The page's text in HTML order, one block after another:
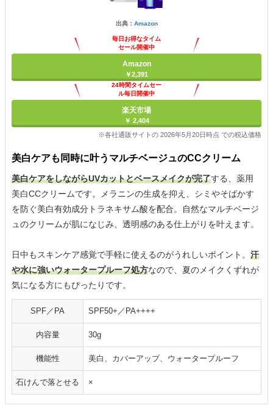
出典： Amazon
毎日お得なタイム
セール開催中
Amazon
￥2,391
24時間タイムセー
ル毎日開催中
楽天市場
￥ 2,404
※各社通販サイトの 2026年5月20日時点 での税込価格
美白ケアも同時に叶うマルチベージュのCCクリーム
美白ケアをしながらUVカットとベースメイクが完了する、薬用
美白CCクリームです。メラニンの生成を抑え、シミやそばかす
を防ぐ美白有効成分トラネキサム酸を配合。自然なマルチベージ
ュのクリームが肌になじみ、透明感のある仕上がりを叶えます。
日中もスキンケア感覚で手軽に使えるのがうれしいポイント。 汗
や水に強いウォータープルーフ処方なので、夏のメイクくずれが
気になる方にもぴったりです。
SPF／PA SPF50+／PA++++
内容量 30g
機能性 美白、カバーアップ、ウォータープルーフ
石けんで落とせる ×